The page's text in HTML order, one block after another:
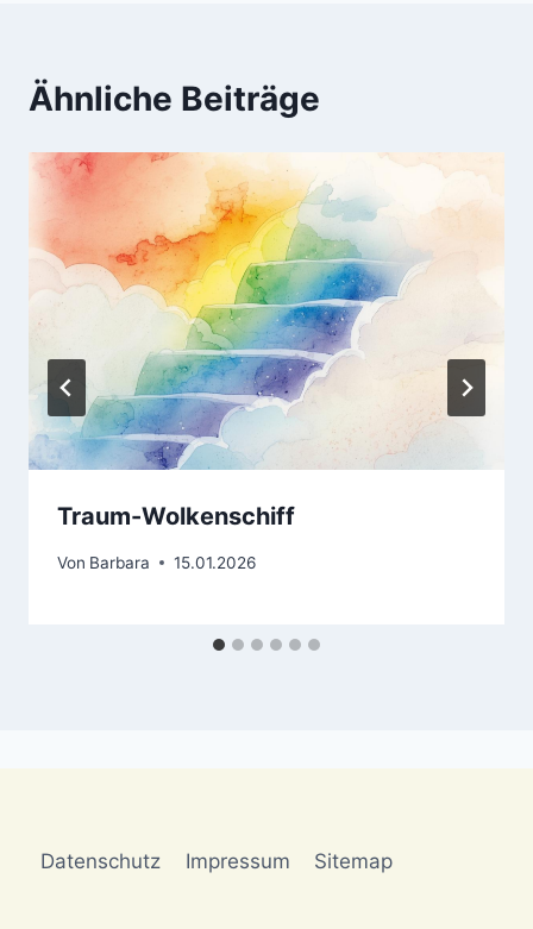
Ähnliche Beiträge
Traum-Wolkenschiff
Von Barbara 15.01.2026
Datenschutz Impressum Sitemap